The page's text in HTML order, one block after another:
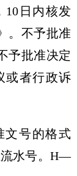
10日内核发
。不予批准
予批准决定
或者行政诉
号的格式
流水号。H—